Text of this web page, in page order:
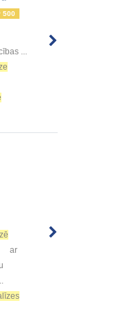
500
...
ar